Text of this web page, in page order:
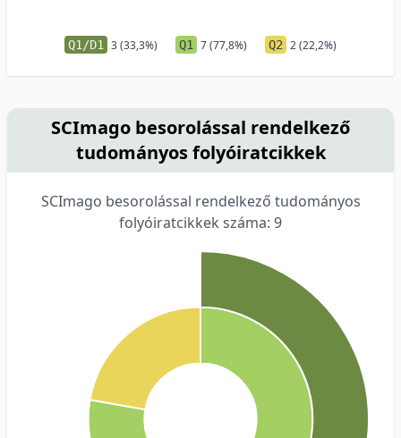
Q1/D1 3 (33,3%) Q1 7 (77,8%) Q2 2 (22,2%)
SCImago besorolással rendelkező
tudományos folyóiratcikkek
SCImago besorolással rendelkező tudományos
folyóiratcikkek száma: 9